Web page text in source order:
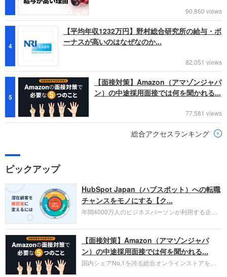
90,860 views
4
【平均年収1232万円】野村総合研究所の給与・ボ
ーナスが高いのはなぜなのか...
82,051 views
5
【面接対策】Amazon（アマゾンジャパ
ン）の中途採用面接では何を聞かれる...
77,581 views
総合アクセスランキング
ピックアップ
HubSpot Japan（ハブスポット）への転職
チャンスをモノにする【ク...
年間4000万人のビジネスパーソンが利用する企業
お勧めするイチオシ企業をご紹介します。今回はク
ラウド型CRMプラットフォームを提供する
HubSpot Japan（ハブスポット・ジャパン）株式会
社です。採用面接対策の企業研究にご活用くださ
い。
【面接対策】Amazon（アマゾンジャパ
ン）の中途採用面接では何を聞かれる...
国内シェアNo.1を誇る総合オンラインストアを運